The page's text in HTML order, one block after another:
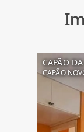
CAPÃO
CAPÃO